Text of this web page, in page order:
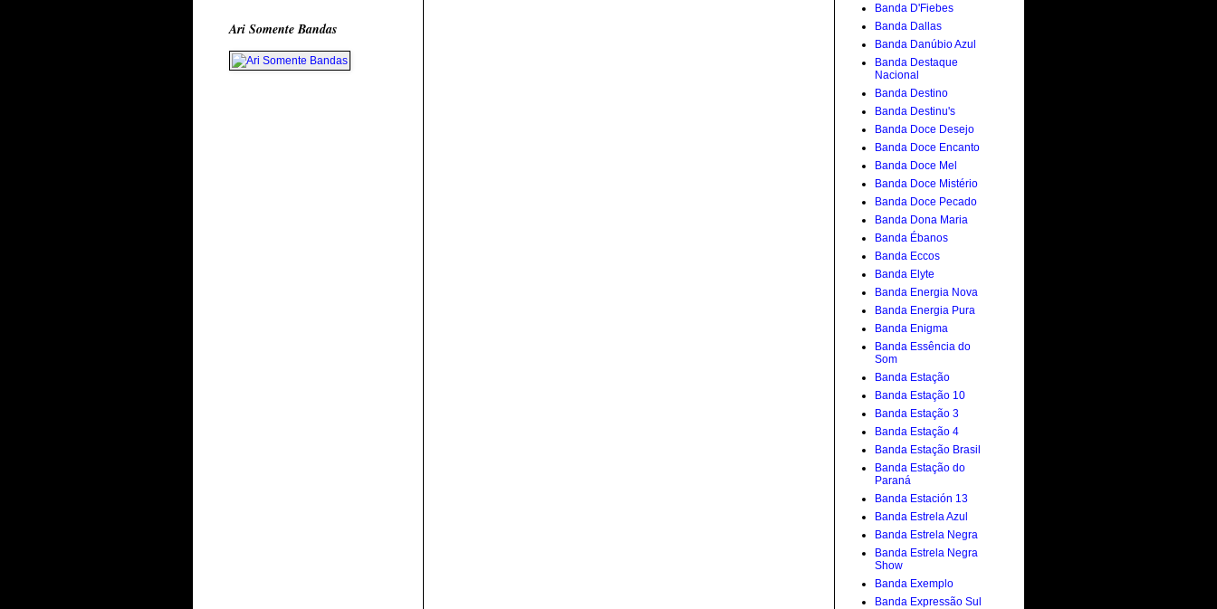
Ari Somente Bandas
Banda D'Fiebes
Banda Dallas
Banda Danúbio Azul
Banda Destaque
Nacional
Banda Destino
Banda Destinu's
Banda Doce Desejo
Banda Doce Encanto
Banda Doce Mel
Banda Doce Mistério
Banda Doce Pecado
Banda Dona Maria
Banda Ébanos
Banda Eccos
Banda Elyte
Banda Energia Nova
Banda Energia Pura
Banda Enigma
Banda Essência do
Som
Banda Estação
Banda Estação 10
Banda Estação 3
Banda Estação 4
Banda Estação Brasil
Banda Estação do
Paraná
Banda Estación 13
Banda Estrela Azul
Banda Estrela Negra
Banda Estrela Negra
Show
Banda Exemplo
Banda Expressão Sul